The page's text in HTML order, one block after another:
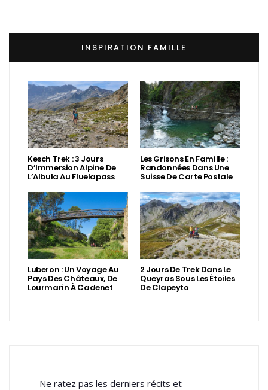
INSPIRATION FAMILLE
Kesch Trek : 3 Jours
D’Immersion Alpine De
L’Albula Au Fluelapass
Les Grisons En Famille :
Randonnées Dans Une
Suisse De Carte Postale
Luberon : Un Voyage Au
Pays Des Châteaux, De
Lourmarin À Cadenet
2 Jours De Trek Dans Le
Queyras Sous Les Étoiles
De Clapeyto
Ne ratez pas les derniers récits et